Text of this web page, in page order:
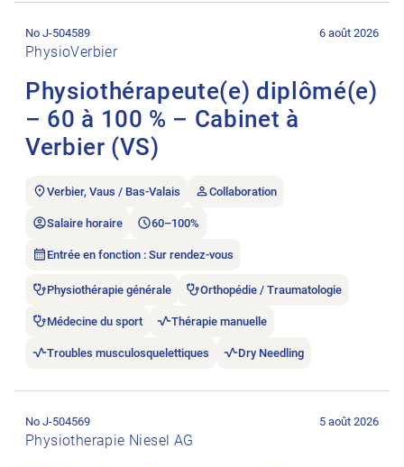
PhysioVerbier
Physiothérapeute(e) diplômé(e)
– 60 à 100 % – Cabinet à
Verbier (VS)
No J-504589 6 août 2026
Verbier, Vaus / Bas-Valais Collaboration
Salaire horaire 60–100%
Entrée en fonction : Sur rendez-vous
Physiothérapie générale Orthopédie / Traumatologie
Médecine du sport Thérapie manuelle
Troubles musculosquelettiques Dry Needling
Physiotherapie Niesel AG
No J-504569 5 août 2026